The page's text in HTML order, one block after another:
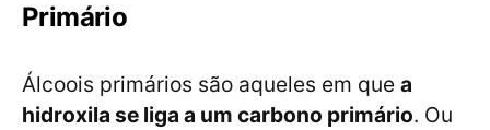
Primário
Álcoois primários são aqueles em que a
hidroxila se liga a um carbono primário. Ou